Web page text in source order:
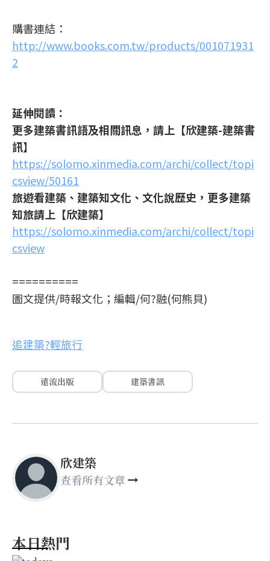
購書連結：
http://www.books.com.tw/products/001071931
2
延伸閱讀：
更多建築書訊語及相關訊息，請上【欣建築-建築書
訊】
https://solomo.xinmedia.com/archi/collect/topi
csview/50161
旅遊看建築、建築知文化、文化說歷史，更多建築
知旅請上【欣建築】
https://solomo.xinmedia.com/archi/collect/topi
csview
==========
圖文提供/時報文化；編輯/何?融(何熊貝)
追建築?輕旅行
遠流出版 建築書訊
欣建築
查看所有文章
本日熱門